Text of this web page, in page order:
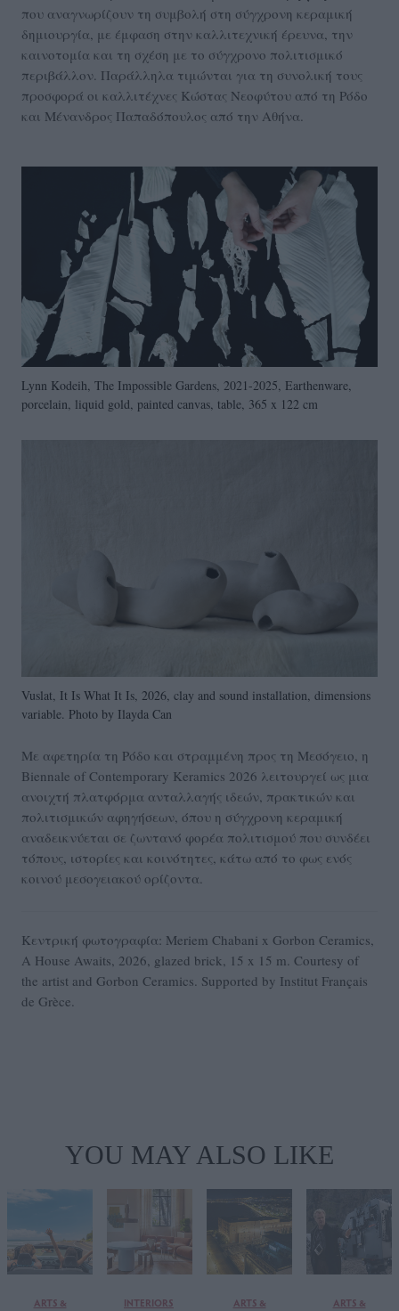
που αναγνωρίζουν τη συμβολή στη σύγχρονη κεραμική
δημιουργία, με έμφαση στην καλλιτεχνική έρευνα, την
καινοτομία και τη σχέση με το σύγχρονο πολιτισμικό
περιβάλλον. Παράλληλα τιμώνται για τη συνολική τους
προσφορά οι καλλιτέχνες Κώστας Νεοφύτου από τη Ρόδο
και Μένανδρος Παπαδόπουλος από την Αθήνα.
Lynn Kodeih, The Impossible Gardens, 2021-2025, Earthenware,
porcelain, liquid gold, painted canvas, table, 365 x 122 cm
Vuslat, It Is What It Is, 2026, clay and sound installation, dimensions
variable. Photo by Ilayda Can
Με αφετηρία τη Ρόδο και στραμμένη προς τη Μεσόγειο, η
Biennale of Contemporary Keramics 2026 λειτουργεί ως μια
ανοιχτή πλατφόρμα ανταλλαγής ιδεών, πρακτικών και
πολιτισμικών αφηγήσεων, όπου η σύγχρονη κεραμική
αναδεικνύεται σε ζωντανό φορέα πολιτισμού που συνδέει
τόπους, ιστορίες και κοινότητες, κάτω από το φως ενός
κοινού μεσογειακού ορίζοντα.
Κεντρική φωτογραφία: Meriem Chabani x Gorbon Ceramics,
A House Awaits, 2026, glazed brick, 15 x 15 m. Courtesy of
the artist and Gorbon Ceramics. Supported by Institut Français
de Grèce.
YOU MAY ALSO LIKE
ARTS &
INTERIORS
ARTS &
ARTS &